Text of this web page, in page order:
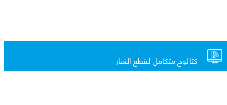
كتالوج متكامل لقطع الغيار